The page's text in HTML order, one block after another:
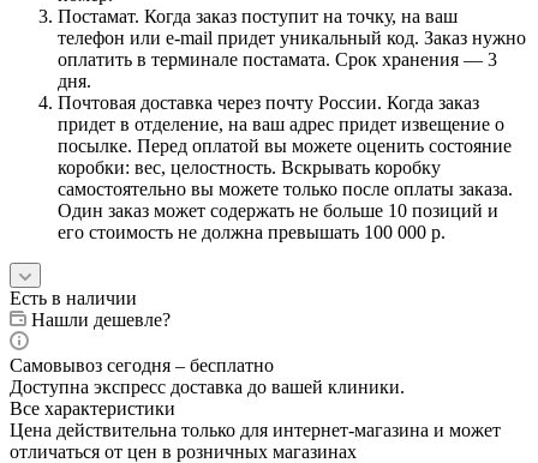
Постамат. Когда заказ поступит на точку, на ваш
телефон или e-mail придет уникальный код. Заказ нужно
оплатить в терминале постамата. Срок хранения — 3
дня.
Почтовая доставка через почту России. Когда заказ
придет в отделение, на ваш адрес придет извещение о
посылке. Перед оплатой вы можете оценить состояние
коробки: вес, целостность. Вскрывать коробку
самостоятельно вы можете только после оплаты заказа.
Один заказ может содержать не больше 10 позиций и
его стоимость не должна превышать 100 000 р.
Есть в наличии
Нашли дешевле?
Самовывоз сегодня – бесплатно
Доступна экспресс доставка до вашей клиники.
Все характеристики
Цена действительна только для интернет-магазина и может
отличаться от цен в розничных магазинах